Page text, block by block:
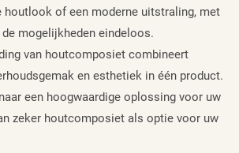
houtlook of een moderne uitstraling, met
mogelijkheden eindeloos.
van houtcomposiet combineert
en esthetiek in één product.
een hoogwaardige oplossing voor uw
zeker houtcomposiet als optie voor uw